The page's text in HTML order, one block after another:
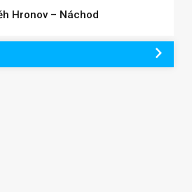
Hronov – Náchod